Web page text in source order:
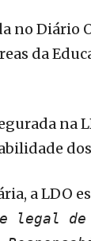
no Diário
da
na
a LDO
de